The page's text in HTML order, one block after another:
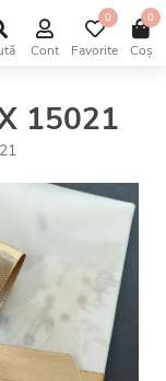
Cont Favorite
0
Coș
0
15021